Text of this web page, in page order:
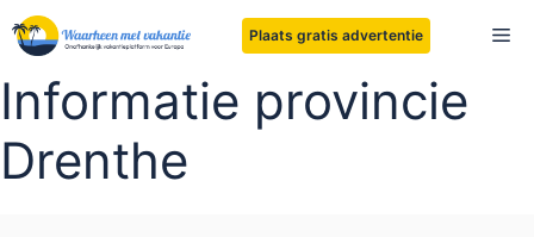
Ga
naar
inhoud
Plaats gratis advertentie
Informatie provincie
Drenthe